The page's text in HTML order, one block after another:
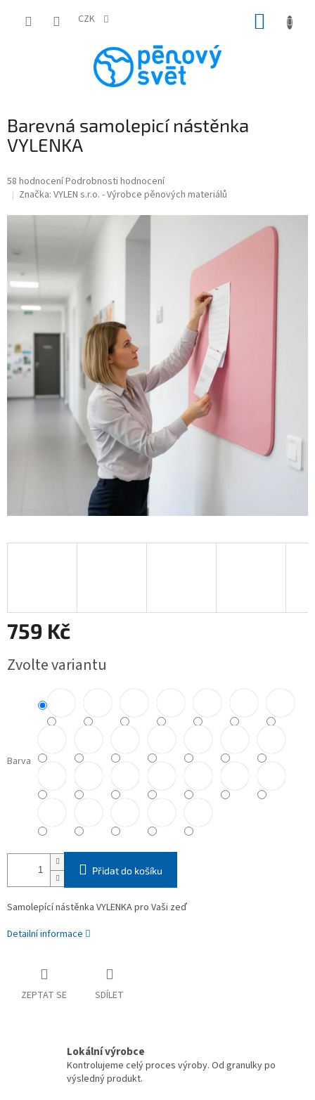
CZK
Barevná samolepicí nástěnka
VYLENKA
Průměrné
hodnocení
5
hvězdiček.
58 hodnoceníPodrobnosti hodnocení
Značka: VYLEN s.r.o. - Výrobce pěnových materiálů
759 Kč
cena:
Zvolte variantu
Barva
Přidat do košíku
Samolepící nástěnka VYLENKA pro Vaši zeď
Detailní informace
ZEPTAT SE SDÍLET
Lokální výrobce
Kontrolujeme celý proces výroby. Od granulky po
výsledný produkt.